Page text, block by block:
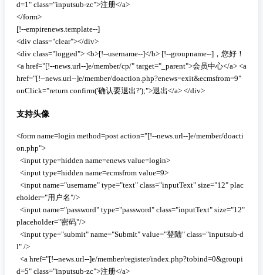
d=1" class="inputsub-zc">注册</a>
</form>
[!--empirenews.template--]
<div class="clear"></div>
<div class="logged"> <b>[!--username--]</b> [!--groupname--]，您好！
<a href="[!--news.url--]e/member/cp/" target="_parent">会员中心</a> <a
href="[!--news.url--]e/member/doaction.php?enews=exit&ecmsfrom=9"
onClick="return confirm('确认要退出?');">退出</a> </div>
支持头像
<form name=login method=post action="[!--news.url--]e/member/doacti
on.php">
eholder="用户名"/>
placeholder="密码"/>
l" />
d=5" class="inputsub-zc">注册</a>